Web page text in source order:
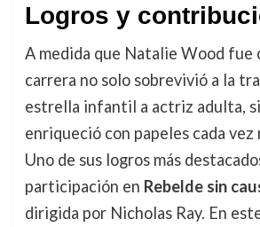
Logros y
A medida que Natalie Wood fue
carrera no solo sobrevivió a la
estrella infantil a actriz adulta,
enriqueció con papeles cada vez
Uno de sus logros más
participación en Rebelde sin
dirigida por Nicholas Ray. En